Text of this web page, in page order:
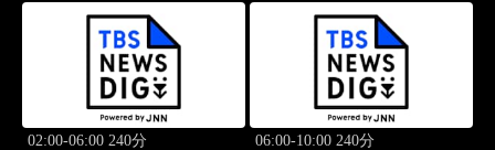
02:00-06:00 240分 06:00-10:00 240分